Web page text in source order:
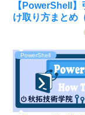
【PowerShell】
け取り方まとめ
PowerShell